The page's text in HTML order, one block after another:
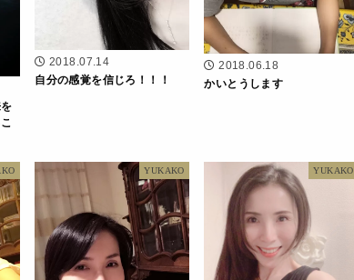
2018.07.14
自分の感覚を信じろ！！！
2018.06.18
かいとうします
YUKAKO YUKAKO